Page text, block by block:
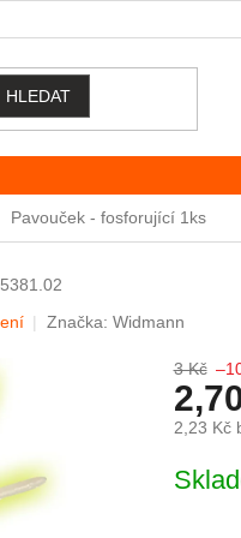
HLEDAT
Pavouček - fosforující 1ks
5381.02
z 5 hvězdiček.
Značka: Widmann
3 Kč
2,23 Kč